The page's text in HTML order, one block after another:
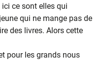
ce sont elles qui
qui ne mange pas de
des livres. Alors cette
pour les grands nous